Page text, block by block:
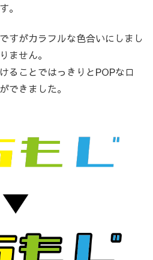
。
すがカラフルな色合いにしまし
ません。
ることではっきりとPOPなロ
できました。